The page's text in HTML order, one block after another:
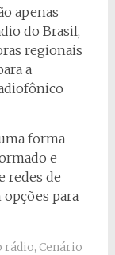
apenas
do Brasil,
regionais
a
forma
e
redes de
para
rádio, Cenário